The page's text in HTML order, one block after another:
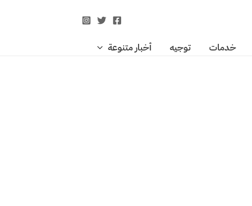
خدمات توجيه أخبار متنوعة